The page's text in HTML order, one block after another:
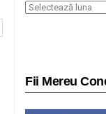
Arhiva
Fii Mereu